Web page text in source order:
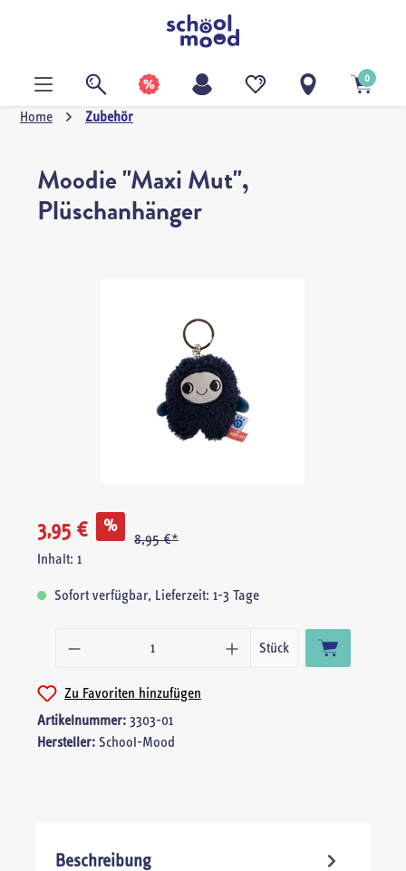
0
Home Zubehör
Moodie "Maxi Mut",
Plüschanhänger
3,95 € %
8,95 €*
Inhalt: 1
Sofort verfügbar, Lieferzeit: 1-3 Tage
Produkt
Stück
Zu Favoriten hinzufügen
Artikelnummer: 3303-01
Hersteller: School-Mood
Beschreibung